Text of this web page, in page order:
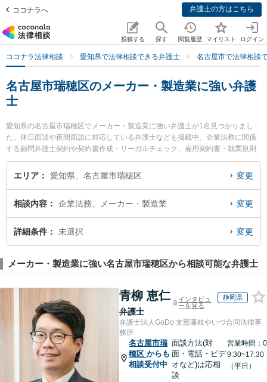
ココナラへ 弁護士の方はこちら
投稿する 探す 閲覧履歴 マイリスト ログイン
ココナラ法律相談 愛知県で法律相談できる弁護士 名古屋市で法律相談
名古屋市瑞穂区のメーカー・製造業に強い弁護
士
愛知県の名古屋市瑞穂区でメーカー・製造業に強い弁護士が1名見つかりまし
た。休日面談や夜間面談に対応している弁護士なども掲載中。企業法務に関係
する顧問弁護士契約や契約書作成・リーガルチェック、雇用契約書・就業規則
作成等の細かな分野での絞り込み検索もでき便利です。特に名古屋みずほ法律
事務所の田本 伸雄弁護士のプロフィール情報や弁護士費用、強みなどが注目さ
実績豊富な近くの弁護士を検索したい』『初回相談無料でメーカー・製造業を
法律相談できる名古屋市瑞穂区内の弁護士に相談予約したい』などでお困りの
相談者さんにおすすめです。
エリア 愛知県、名古屋市瑞穂区 変更
相談内容 企業法務、メーカー・製造業 変更
詳細条件 未選択 変更
メーカー・製造業に強い名古屋市瑞穂区から相談可能な弁護士
青柳 恵仁
弁護士
インタビュ
ーを見る
静岡県
弁護士法人GoDo 支部藤枝やいづ合同法律事
務所
名古屋市瑞
穂区 からも
相談受付中
面談方法(対
面・電話・ビデ
オなど)は応相
談
営業時間：0
9:30~17:30
（平日）